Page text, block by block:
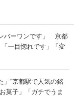
バーワンです」 京都
一目惚れです」「変
」“京都駅で人気の銘
菓子」「ガチでうま